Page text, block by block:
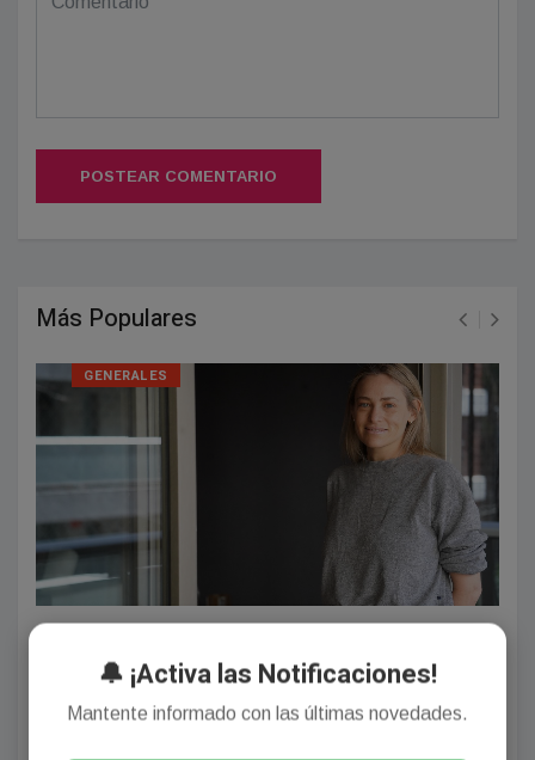
POSTEAR COMENTARIO
Más Populares
GENERALES
al agua. Subí la foto y se viralizó. Sorpresa: la gentileza
aún es un valor.
Agosto 01, 2026
🔔 ¡Activa las Notificaciones!
Mantente informado con las últimas novedades.